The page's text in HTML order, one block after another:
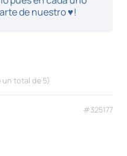
de nuestro ♥!
un total de 5)
#325177